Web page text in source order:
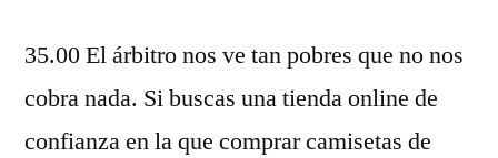
35.00 El árbitro nos ve tan pobres que no nos
cobra nada. Si buscas una tienda online de
confianza en la que comprar camisetas de